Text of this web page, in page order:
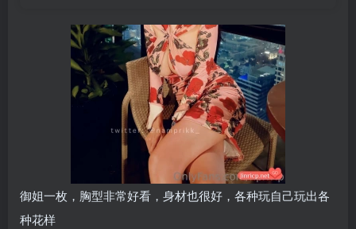
御姐一枚，胸型非常好看，身材也很好，各种玩自己玩出各
种花样